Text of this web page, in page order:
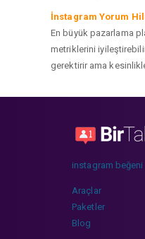
İnstagram Yorum
En büyük pazarlama
metriklerini
gerektirir ama
instagram
Araçlar
Paketler
Blog